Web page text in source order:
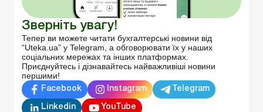
Зверніть увагу!
Тепер ви можете читати бухгалтерські новини від
“Uteka.ua” у Telegram, а обговорювати їх у наших
соціальних мережах та інших платформах.
Приєднуйтесь і дізнавайтесь найважливіші новини
першими!
Facebook Instagram Telegram
Linkedin YouTube